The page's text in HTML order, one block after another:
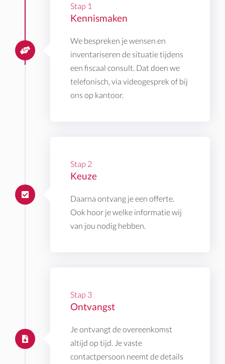
Stap 1
Kennismaken
We bespreken je wensen en
inventariseren de situatie tijdens
een fiscaal consult. Dat doen we
telefonisch, via videogesprek of bij
ons op kantoor.
Stap 2
Keuze
Daarna ontvang je een offerte.
Ook hoor je welke informatie wij
van jou nodig hebben.
Stap 3
Ontvangst
Je ontvangt de overeenkomst
altijd op tijd. Je vaste
contactpersoon neemt de details